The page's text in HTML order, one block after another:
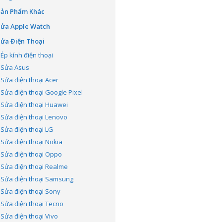
Phẩm Khác
Apple Watch
Điện Thoại
Ép kính điện thoại
Sửa Asus
Sửa điện thoại Acer
Sửa điện thoại Google Pixel
Sửa điện thoại Huawei
Sửa điện thoại Lenovo
Sửa điện thoại LG
Sửa điện thoại Nokia
Sửa điện thoại Oppo
Sửa điện thoại Realme
Sửa điện thoại Samsung
Sửa điện thoại Sony
Sửa điện thoại Tecno
Sửa điện thoại Vivo